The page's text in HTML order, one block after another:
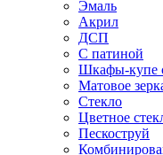
Эмаль
Акрил
ДСП
С патиной
Шкафы-купе
Матовое
Стекло
Цветное
Пескоструй